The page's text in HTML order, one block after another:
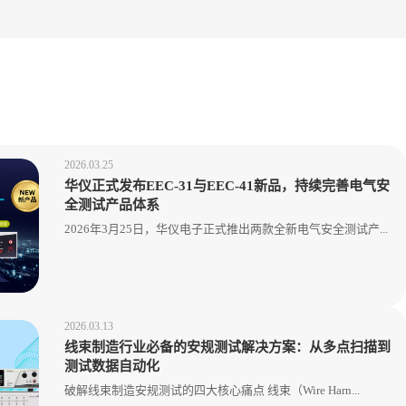
2026.03.25
华仪正式发布EEC-31与EEC-41新品，持续完善电气安
全测试产品体系
2026年3月25日，华仪电子正式推出两款全新电气安全测试产...
2026.03.13
线束制造行业必备的安规测试解决方案：从多点扫描到
测试数据自动化
破解线束制造安规测试的四大核心痛点 线束（Wire Harn...